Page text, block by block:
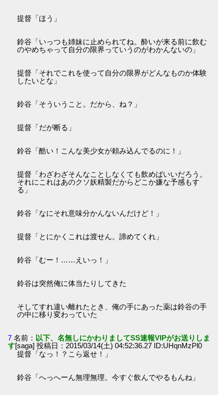
提督「ほう」
鈴谷「いっつも姉妹に止められてね。酔いが来る前に飲む
のやめちゃって自分の限界っていうのがわかんないの」
提督「それでこれを使って自分の限界がどんなものか体験
したいとな」
鈴谷「そういうこと。だから、ね？」
提督「だが断る」
鈴谷「酷い！こんな美少女が頼み込んでるのに！」
提督「わざわざそんなことしなくても飲めばいいだろう。
それにこれはあのクソ妖精製だからどこか嫌な予感もす
る」
鈴谷「なにそれ意味分かんないんだけど！」
提督「とにかくこれは渡せん。諦めてくれ」
鈴谷「むー！……えいっ！」
鈴谷は突然俺に体当たりしてきた
そしてすれ違い離れたとき、俺の手にあった薬は鈴谷の手
の中に移り変わっていた
7 名前： 以下、名無しにかわりましてSS速報VIPがお送りしま
す[saga] 投稿日：2015/03/14(土) 04:52:36.27 ID:UHqnMzPl0
提督「なっ！？こら返せ！」
鈴谷「へっへーん無理無理。今すぐ飲んでやるもんね」